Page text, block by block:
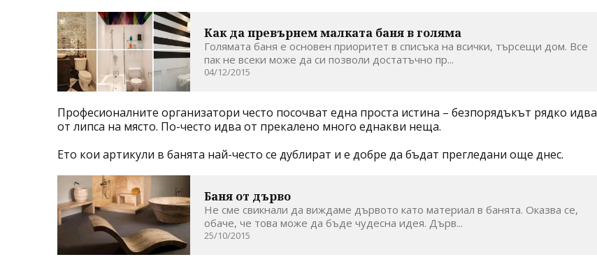
Как да превърнем малката баня в голяма
Голямата баня е основен приоритет в списъка на всички, търсещи дом. Все
пак не всеки може да си позволи достатъчно пр...
04/12/2015
Професионалните организатори често посочват една проста истина – безпорядъкът рядко идва
от липса на място. По-често идва от прекалено много еднакви неща.
Ето кои артикули в банята най-често се дублират и е добре да бъдат прегледани още днес.
Баня от дърво
Не сме свикнали да виждаме дървото като материал в банята. Оказва се,
обаче, че това може да бъде чудесна идея. Дърв...
25/10/2015